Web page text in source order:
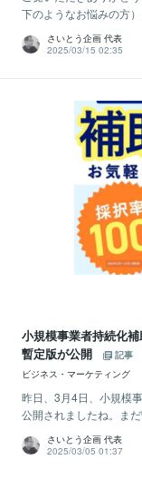
下のようなお悩みの方
さいとう企画 代表
2025/03/15 02:35
小規模事業者持続化
暫定版が公開
記事
ビジネス・マーケティング
昨日、3月4日、小規模
公開されましたね。ま
さいとう企画 代表
2025/03/05 01:37